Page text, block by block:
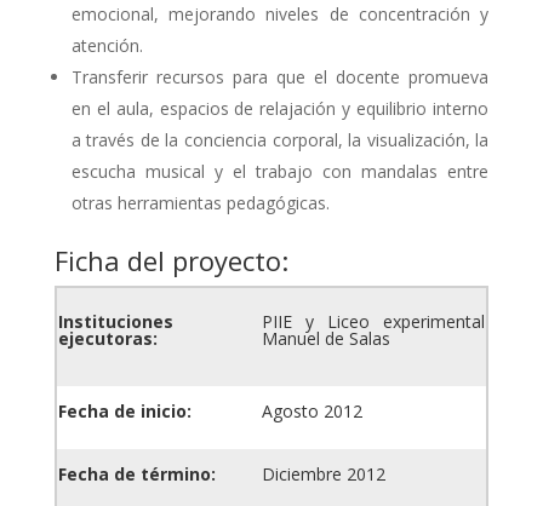
emocional, mejorando niveles de concentración y
atención.
Transferir recursos para que el docente promueva
en el aula, espacios de relajación y equilibrio interno
a través de la conciencia corporal, la visualización, la
escucha musical y el trabajo con mandalas entre
otras herramientas pedagógicas.
Ficha del proyecto:
Instituciones
ejecutoras:
PIIE y Liceo experimental
Manuel de Salas
Fecha de inicio: Agosto 2012
Fecha de término: Diciembre 2012